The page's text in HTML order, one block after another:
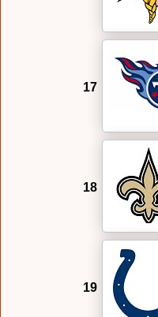
17
18
19